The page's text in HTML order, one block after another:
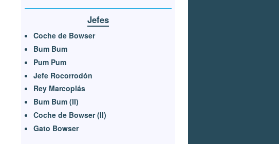
Jefes
Coche de Bowser
Bum Bum
Pum Pum
Jefe Rocorrodón
Rey Marcoplás
Bum Bum (II)
Coche de Bowser (II)
Gato Bowser